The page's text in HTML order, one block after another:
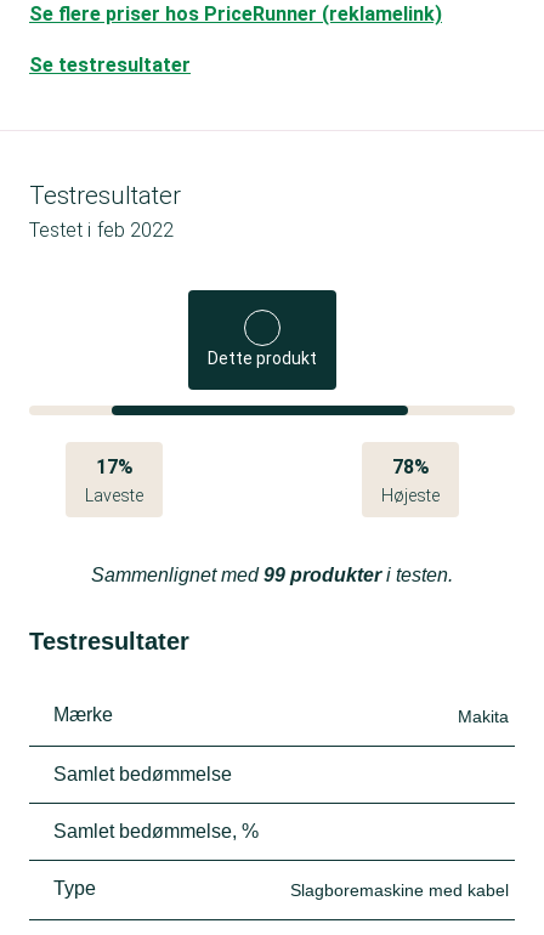
Se flere priser hos PriceRunner (reklamelink)
Se testresultater
Testresultater
Testet i feb 2022
Dette produkt
17%
Laveste
78%
Højeste
Sammenlignet med99 produkteri testen.
Testresultater
Mærke Makita
Samlet bedømmelse
Samlet bedømmelse, %
Type Slagboremaskine med kabel